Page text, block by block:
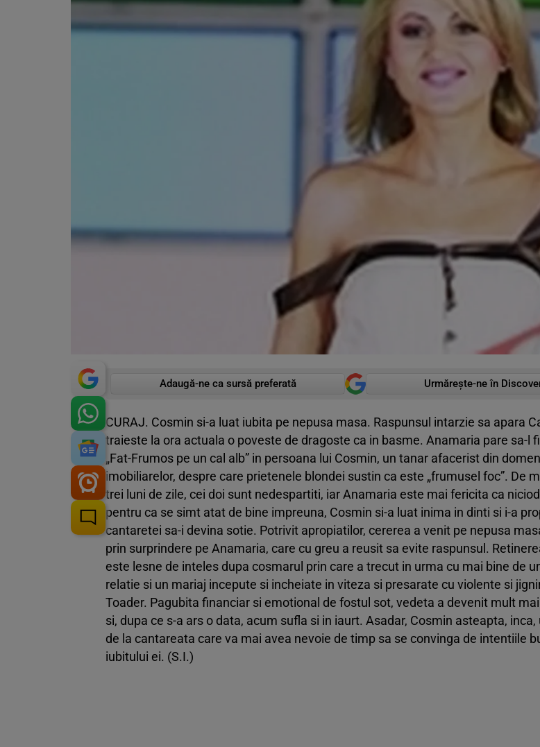
Adaugă-ne ca sursă preferată Urmărește-ne în
CURAJ. Cosmin si-a luat iubita pe nepusa masa. Raspunsul intarzie sa apara
traieste la ora actuala o poveste de dragoste ca in basme. Anamaria pare sa-l
„Fat-Frumos pe un cal alb” in persoana lui Cosmin, un tanar afacerist din
imobiliarelor, despre care prietenele blondei sustin ca este „frumusel foc”. De
trei luni de zile, cei doi sunt nedespartiti, iar Anamaria este mai fericita ca
pentru ca se simt atat de bine impreuna, Cosmin si-a luat inima in dinti si i-a
cantaretei sa-i devina sotie. Potrivit apropiatilor, cererea a venit pe nepusa
prin surprindere pe Anamaria, care cu greu a reusit sa evite raspunsul.
este lesne de inteles dupa cosmarul prin care a trecut in urma cu mai bine de
relatie si un mariaj incepute si incheiate in viteza si presarate cu violente si
Toader. Pagubita financiar si emotional de fostul sot, vedeta a devenit mult
si, dupa ce s-a ars o data, acum sufla si in iaurt. Asadar, Cosmin asteapta, inca,
de la cantareata care va mai avea nevoie de timp sa se convinga de intentiile
iubitului ei. (S.I.)